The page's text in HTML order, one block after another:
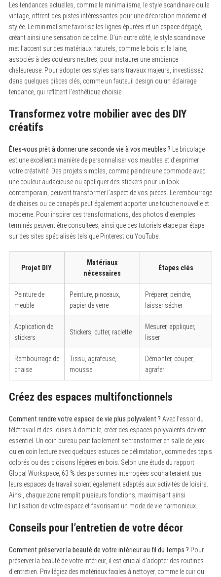
Les tendances actuelles, comme le minimalisme, le style scandinave ou le
vintage, offrent des pistes intéressantes pour une décoration moderne et
stylée. Le minimalisme favorise les lignes épurées et un espace dégagé,
créant ainsi une sensation de calme. D’un autre côté, le style scandinave
met l’accent sur des matériaux naturels, comme le bois et la laine,
associés à des couleurs neutres, pour instaurer une ambiance
chaleureuse. Pour adopter ces styles sans travaux majeurs, investissez
dans quelques pièces clés, comme un fauteuil design ou un éclairage
tendance, qui reflètent l’esthétique choisie.
Transformez votre mobilier avec des DIY
créatifs
Êtes-vous prêt à donner une seconde vie à vos meubles ? Le bricolage
est une excellente manière de personnaliser vos meubles et d’exprimer
votre créativité. Des projets simples, comme peindre une commode avec
une couleur audacieuse ou appliquer des stickers pour un look
contemporain, peuvent transformer l’aspect de vos pièces. Le rembourrage
de chaises ou de canapés peut également apporter une touche nouvelle et
moderne. Pour inspirer ces transformations, des photos d’exemples
terminés peuvent être consultées, ainsi que des tutoriels étape par étape
sur des sites spécialisés tels que Pinterest ou YouTube.
Projet DIY
Matériaux
nécessaires
Étapes clés
Peinture de
meuble
Peinture, pinceaux,
papier de verre
Préparer, peindre,
laisser sécher
Application de
stickers
Stickers, cutter, raclette
Mesurer, appliquer,
lisser
Rembourrage de
chaise
Tissu, agrafeuse,
mousse
Démonter, couper,
agrafer
Créez des espaces multifonctionnels
Comment rendre votre espace de vie plus polyvalent ? Avec l’essor du
télétravail et des loisirs à domicile, créer des espaces polyvalents devient
essentiel. Un coin bureau peut facilement se transformer en salle de jeux
ou en coin lecture avec quelques astuces de délimitation, comme des tapis
colorés ou des cloisons légères en bois. Selon une étude du rapport
Global Workspace, 63 % des personnes interrogées souhaiteraient que
leurs espaces de travail soient également adaptés aux activités de loisirs.
Ainsi, chaque zone remplit plusieurs fonctions, maximisant ainsi
l’utilisation de votre espace et favorisant un mode de vie harmonieux.
Conseils pour l’entretien de votre décor
Comment préserver la beauté de votre intérieur au fil du temps ? Pour
préserver la beauté de votre intérieur, il est crucial d’adopter des routines
d’entretien. Privilégiez des matériaux faciles à nettoyer, comme le cuir ou